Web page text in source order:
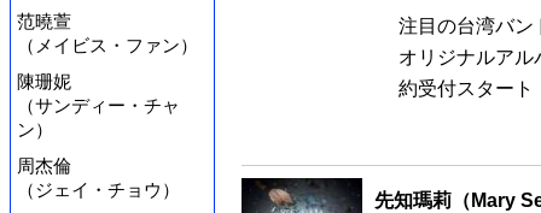
范曉萱
（メイビス・ファン）
陳珊妮
（サンディー・チャ
ン）
周杰倫
（ジェイ・チョウ）
注目の台湾バン
オリジナルアル
約受付スタート
先知瑪莉（Mary